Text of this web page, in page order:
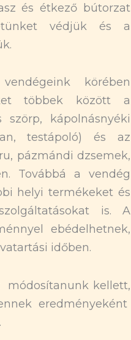
és étkező bútorzat
védjük és a
körében
többek között a
kápolnásnyéki
testápoló) és az
pázmándi dzsemek,
Továbbá a vendég
helyi termékeket és
is. A
ebédelhetnek,
időben.
módosítanunk kellett,
eredményeként